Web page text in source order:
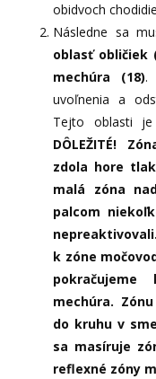
obidvoch
Následne sa
oblasť obličiek
mechúra (18).
uvoľnenia a
Tejto oblasti je
DÔLEŽITÉ!
zdola hore
malá zóna
palcom
k zóne
mechúra.
do kruhu v
sa masíruje
reflexné zóny